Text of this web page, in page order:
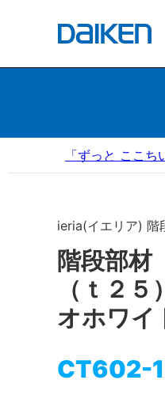
「ずっと ここ
ieria(イエリア) 階
階段部
（ｔ２
オホワ
CT602-